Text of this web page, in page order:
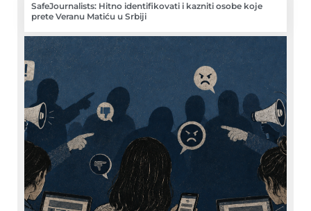
SafeJournalists: Hitno identifikovati i kazniti osobe koje
prete Veranu Matiću u Srbiji